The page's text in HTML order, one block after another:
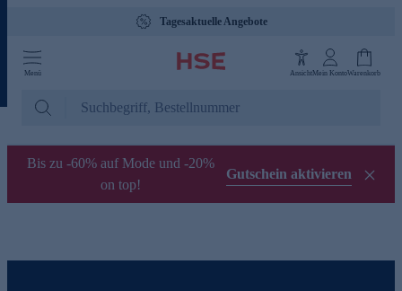
Tagesaktuelle Angebote
Menü AnsichtMein KontoWarenkorb
Bis zu -60% auf Mode und -20%
on top!
Gutschein aktivieren